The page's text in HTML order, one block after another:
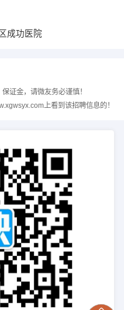
成功医院
证金，请微友务必谨慎！
上看到该招聘信息的！